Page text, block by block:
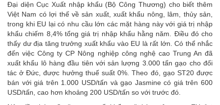
Đại diện Cục Xuất nhập khẩu (Bộ Công Thương) cho biết thêm
Việt Nam có lợi thế về sản xuất, xuất khẩu nông, lâm, thủy sản,
trong khi EU lại có nhu cầu lớn các mặt hàng này với giá trị nhập
khẩu chiếm 8,4% tổng giá trị nhập khẩu hằng năm. Điều đó cho
thấy dư địa tăng trưởng xuất khẩu vào EU là rất lớn. Có thể nhắc
đến việc Công ty CP Nông nghiệp công nghệ cao Trung An đã
xuất khẩu lô hàng đầu tiên với sản lượng 3.000 tấn gạo cho đối
tác ở Đức, được hưởng thuế suất 0%. Theo đó, gạo ST20 được
bán với giá trên 1.000 USD/tấn và gạo Jasmine có giá trên 600
USD/tấn, cao hơn khoảng 200 USD/tấn so với trước đó.